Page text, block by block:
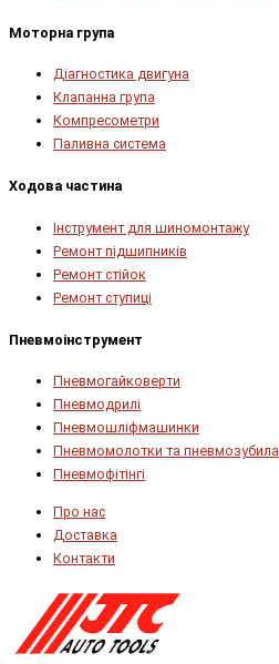
Моторна група
Діагностика двигуна
Клапанна група
Компресометри
Паливна система
Ходова частина
Інструмент для шиномонтажу
Ремонт підшипників
Ремонт стійок
Ремонт ступиці
Пневмоінструмент
Пневмогайковерти
Пневмодрилі
Пневмошліфмашинки
Пневмомолотки та пневмозубила
Пневмофітінгі
Про нас
Доставка
Контакти